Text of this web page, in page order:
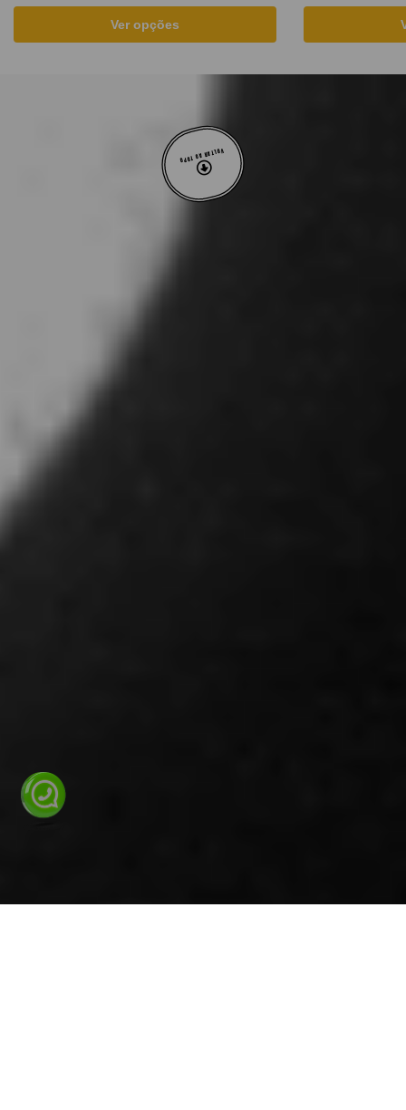
Ver opções
VOLTAR AO TOPO